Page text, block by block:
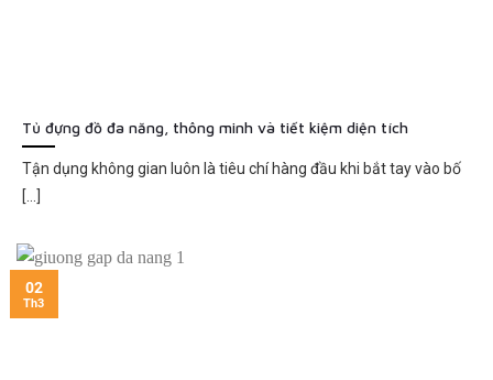
Tủ đựng đồ đa năng, thông minh và tiết kiệm diện tích
Tận dụng không gian luôn là tiêu chí hàng đầu khi bắt tay vào bố
[...]
02
Th3